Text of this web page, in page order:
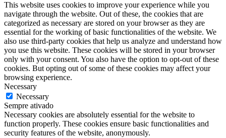
This website uses cookies to improve your experience while you
navigate through the website. Out of these, the cookies that are
categorized as necessary are stored on your browser as they are
essential for the working of basic functionalities of the website. We
also use third-party cookies that help us analyze and understand how
you use this website. These cookies will be stored in your browser
only with your consent. You also have the option to opt-out of these
cookies. But opting out of some of these cookies may affect your
browsing experience.
Necessary
Necessary
Sempre ativado
Necessary cookies are absolutely essential for the website to
function properly. These cookies ensure basic functionalities and
security features of the website, anonymously.